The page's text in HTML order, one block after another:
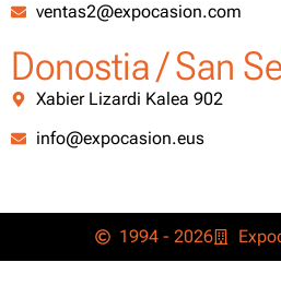
ventas2@expocasion.com
Donostia / San
Xabier Lizardi Kalea 902
info@expocasion.eus
1994 - 2026